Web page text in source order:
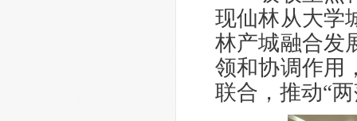
现仙林从大学
林产城融合发
领和协调作用
联合，推动“